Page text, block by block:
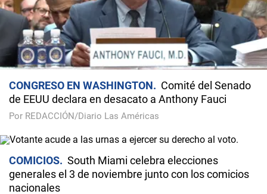
CONGRESO EN WASHINGTON
Comité del Senado
de EEUU declara en desacato a Anthony Fauci
Por REDACCIÓN/Diario Las Américas
COMICIOS
South Miami celebra elecciones
generales el 3 de noviembre junto con los comicios
nacionales